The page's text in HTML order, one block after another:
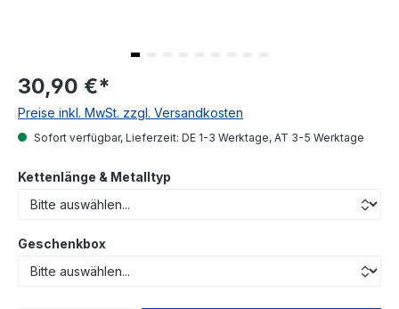
30,90 €*
Preise inkl. MwSt. zzgl. Versandkosten
Sofort verfügbar, Lieferzeit: DE 1-3 Werktage, AT 3-5 Werktage
Kettenlänge & Metalltyp
Geschenkbox